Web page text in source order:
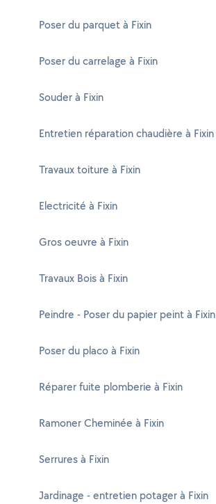
Poser du parquet à Fixin
Poser du carrelage à Fixin
Souder à Fixin
Entretien réparation chaudière à Fixin
Travaux toiture à Fixin
Electricité à Fixin
Gros oeuvre à Fixin
Travaux Bois à Fixin
Peindre - Poser du papier peint à Fixin
Poser du placo à Fixin
Réparer fuite plomberie à Fixin
Ramoner Cheminée à Fixin
Serrures à Fixin
Jardinage - entretien potager à Fixin